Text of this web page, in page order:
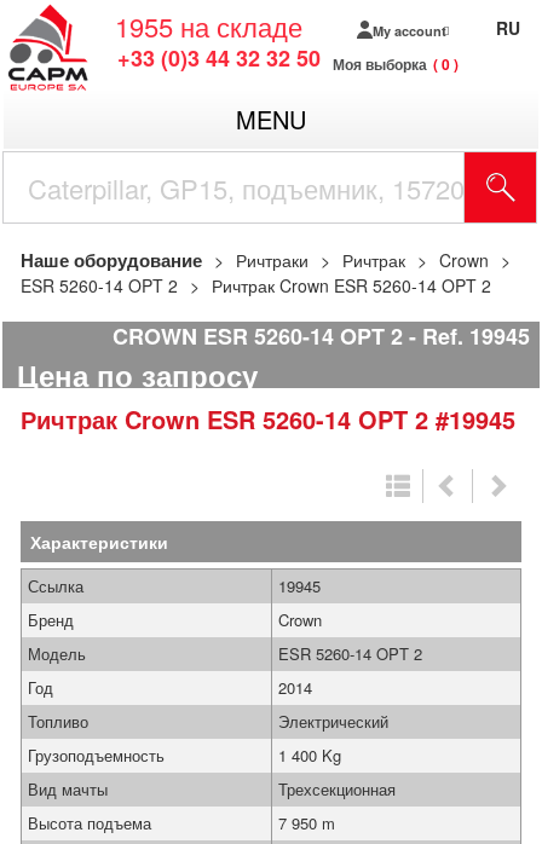
1955 на складе
+33 (0)3 44 32 32 50
My account
Моя выборка 0
RU
MENU
Наше оборудование Ричтраки Ричтрак
Crown
ESR 5260-14 OPT 2
Ричтрак Crown ESR 5260-14 OPT 2
CROWN ESR 5260-14 OPT 2 Ref. 19945
Цена по запросу
Ричтрак Crown ESR 5260-14 OPT 2 #19945
Характеристики
Ссылка
19945
Бренд
Crown
Модель
ESR 5260-14 OPT 2
Год
2014
Топливо
Электрический
Грузоподъемность
1 400 Kg
Вид мачты
Трехсекционная
Высота подъема
7 950 m